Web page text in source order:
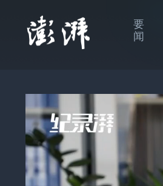
要
闻